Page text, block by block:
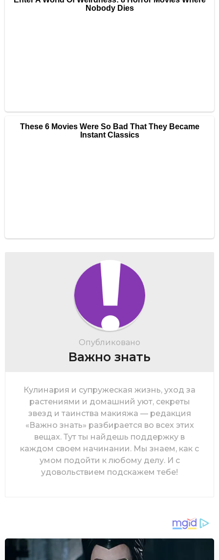
Опубликовано
Важно знать
Кулинария и супружеская жизнь, уход за
растениями и домашний уют, секреты
звезд и таинства макияжа — редакция
«Важно знать» разбирается во всех этих
вещах. Тут ты найдешь поддержку в
каждом своем начинании. Мы знаем, как с
умом подойти к любому делу. И с
удовольствием подскажем тебе!